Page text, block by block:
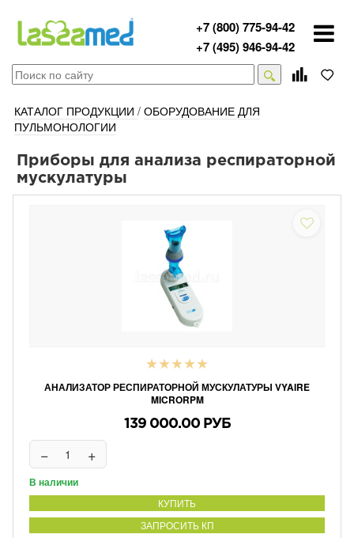
+7 (800) 775-94-42
+7 (495) 946-94-42
КАТАЛОГ ПРОДУКЦИИ / ОБОРУДОВАНИЕ ДЛЯ
ПУЛЬМОНОЛОГИИ
Приборы для анализа респираторной
мускулатуры
★★★★★
АНАЛИЗАТОР РЕСПИРАТОРНОЙ МУСКУЛАТУРЫ VYAIRE
MICRORPM
139 000.00 РУБ
− +
В наличии
КУПИТЬ
ЗАПРОСИТЬ КП